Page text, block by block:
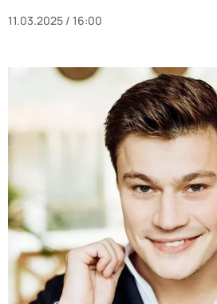
11.03.2025 / 16:00